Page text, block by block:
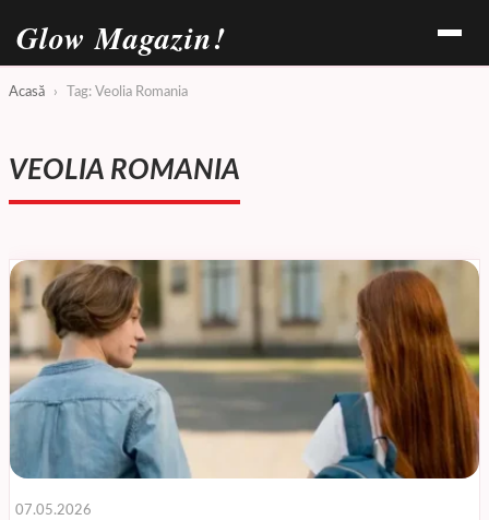
Glow Magazin!
Acasă › Tag: Veolia Romania
VEOLIA ROMANIA
07.05.2026